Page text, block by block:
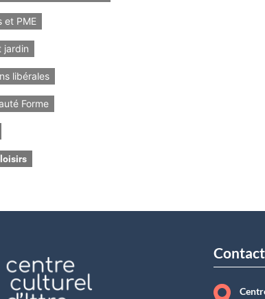
et PME
jardin
libérales
Forme
Contact